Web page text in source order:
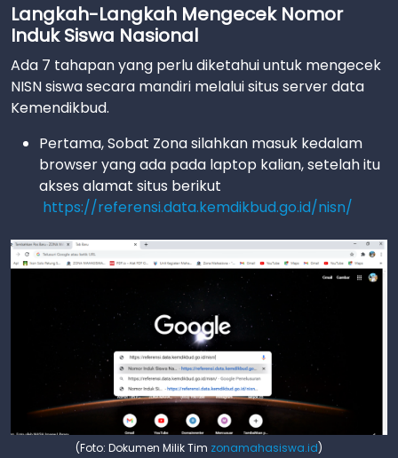
Langkah-Langkah Mengecek Nomor
Induk Siswa Nasional
Ada 7 tahapan yang perlu diketahui untuk mengecek
NISN siswa secara mandiri melalui situs server data
Kemendikbud.
Pertama, Sobat Zona silahkan masuk kedalam
browser yang ada pada laptop kalian, setelah itu
akses alamat situs berikut
https://referensi.data.kemdikbud.go.id/nisn/
(Foto: Dokumen Milik Tim zonamahasiswa.id)